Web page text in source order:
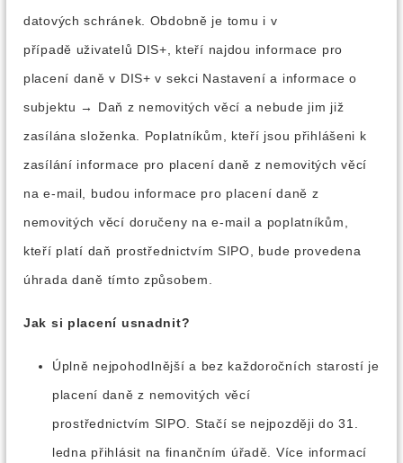
datových schránek. Obdobně je tomu i v
případě uživatelů DIS+, kteří najdou informace pro
placení daně v DIS+ v sekci Nastavení a informace o
subjektu → Daň z nemovitých věcí a nebude jim již
zasílána složenka. Poplatníkům, kteří jsou přihlášeni k
zasílání informace pro placení daně z nemovitých věcí
na e-mail, budou informace pro placení daně z
nemovitých věcí doručeny na e-mail a poplatníkům,
kteří platí daň prostřednictvím SIPO, bude provedena
úhrada daně tímto způsobem.
Jak si placení usnadnit?
Úplně nejpohodlnější a bez každoročních starostí je
placení daně z nemovitých věcí
prostřednictvím SIPO. Stačí se nejpozději do 31.
ledna přihlásit na finančním úřadě. Více informací